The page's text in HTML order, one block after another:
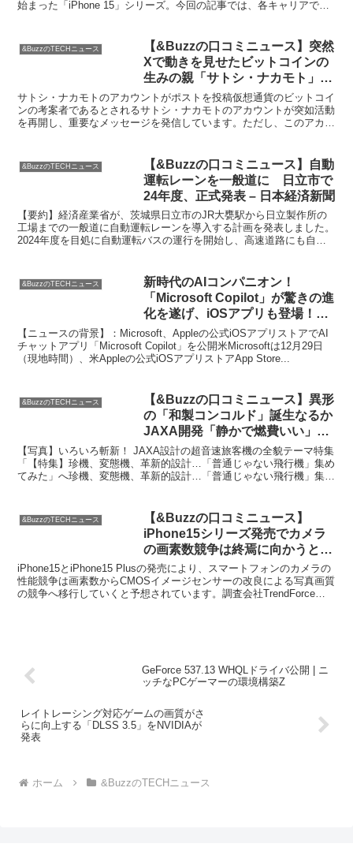
始まった「iPhone 15」シリーズ。今回の記事では、各キャリアでの
&BuzzのTECHニュース
【&Buzzの口コミニュース】突然
Xで動きを見せたビットコインの
生みの親「サトシ・ナカモト」は
本物なのか？ – GIGAZINE
サトシ・ナカモトのアカウントがポストを投稿仮想通貨のビットコイ
ンの考案者であるとされるサトシ・ナカモトのアカウントが突如活動
を再開し、重要なメッセージを発信しています。ただし、このアカウ
&BuzzのTECHニュース
【&Buzzの口コミニュース】自動
運転レーンを一般道に 日立市で
24年度、正式発表 – 日本経済新聞
【要約】経済産業省が、茨城県日立市のJR大甕駅から日立製作所の
工場までの一般道に自動運転レーンを導入する計画を発表しました。
2024年度を目処に自動運転バスの運行を開始し、高速道路にも自動
&BuzzのTECHニュース
新時代のAIコンパニオン！
「Microsoft Copilot」が驚きの進
化を遂げ、iOSアプリも登場！
GPT-4とDALL・E 3をサポート！
【&Buzzの口コミニュース】
【ニュースの背景】：Microsoft、Appleの公式iOSアプリストアでAI
チャットアプリ「Microsoft Copilot」を公開米Microsoftは12月29日
（現地時間）、米Appleの公式iOSアプリストアApp Store...
&BuzzのTECHニュース
【&Buzzの口コミニュース】異形
の「和製コンコルド」誕生なるか
JAXA開発「静かで燃費いい」超
音速旅客機、従来機との違いは？
| 乗りものニュース
【写真】いろいろ斬新！ JAXA設計の超音速旅客機の全貌テーマ特集
「【特集】珍機、変態機、革新的設計…「普通じゃない飛行機」集め
てみた」へ珍機、変態機、革新的設計…「普通じゃない飛行機」集め
&BuzzのTECHニュース
【&Buzzの口コミニュース】
iPhone15シリーズ発売でカメラ
の画素数競争は終焉に向かうと調
査会社予想 – iPhone Mania
iPhone15とiPhone15 Plusの発売により、スマートフォンのカメラの
性能競争は画素数からCMOSイメージセンサーの改良による写真画質
の競争へ移行していくと予想されています。調査会社TrendForce
GeForce 537.13 WHQLドライバ公開 | ニ
ッチなPCゲーマーの環境構築Z
レイトレーシング対応ゲームの画質がさ
らに向上する「DLSS 3.5」をNVIDIAが
発表
ホーム &BuzzのTECHニュース